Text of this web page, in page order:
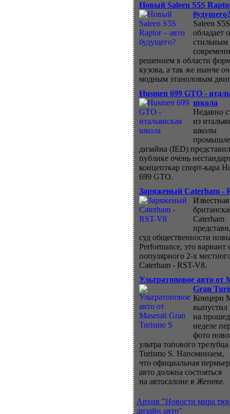
Новый Saleen S5S
Saleen
обладает
стильным
решением в области
кузова, а так же нынче
модным этаноловым
Husmen 699 GTO -
школа
Недавно
из
школы
дизайна (IED)
публике очень
концепткар спорт-кара
699 GTO.
Заряженый Caterham -
Известная
Caterham
суд общественности
Performance, это вариант
популярного 2-х
Caterham - RST-V8.
Ультратоповое авто от
Gran
Концерн
выпустил
на
неделе
фото
ультра топового
Turismo S. Напоминаем,
что официальная
авто должна состояться
на автосалоне в Женеве.
Архив "Новости мира
дизайн авто"